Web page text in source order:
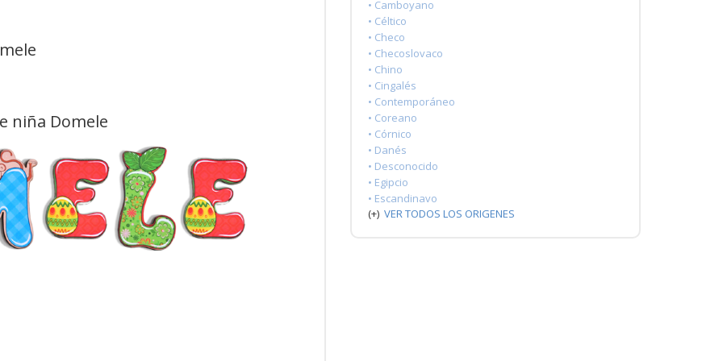
niña Domele
• Camboyano
• Céltico
• Checo
• Checoslovaco
• Chino
• Cingalés
• Contemporáneo
• Coreano
• Córnico
• Danés
• Desconocido
• Egipcio
• Escandinavo
(+) VER TODOS LOS ORIGENES